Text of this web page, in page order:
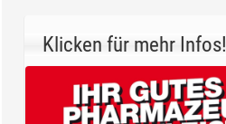
Klicken für mehr Infos!